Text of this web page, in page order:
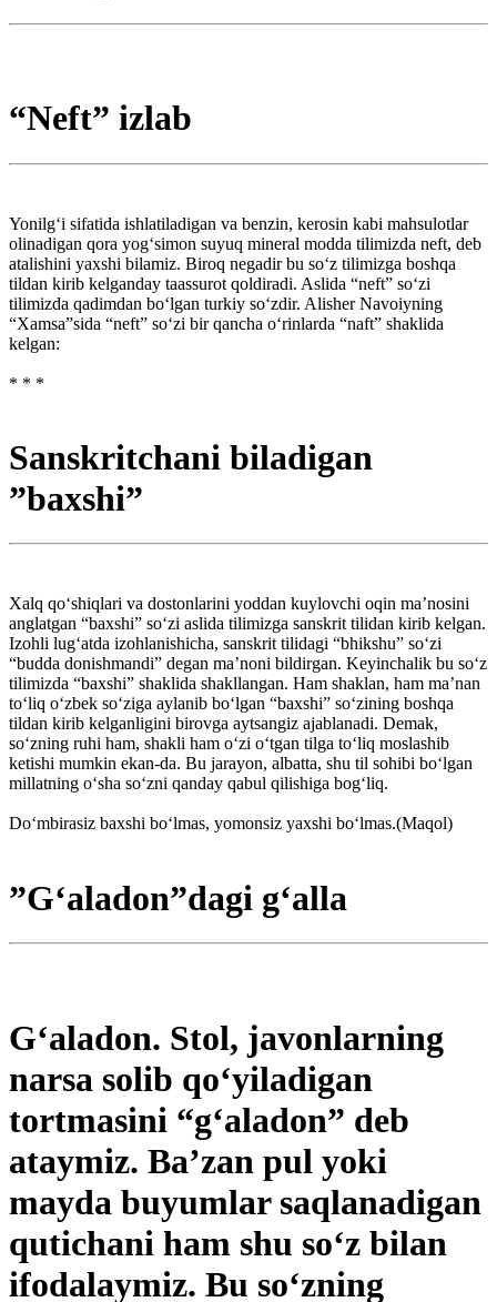
“Neft” izlab
Yonilg‘i sifatida ishlatiladigan va benzin, kerosin kabi mahsulotlar
olinadigan qora yog‘simon suyuq mineral modda tilimizda neft, deb
atalishini yaxshi bilamiz. Biroq negadir bu so‘z tilimizga boshqa
tildan kirib kelganday taassurot qoldiradi. Aslida “neft” so‘zi
tilimizda qadimdan bo‘lgan turkiy so‘zdir. Alisher Navoiyning
“Xamsa”sida “neft” so‘zi bir qancha o‘rinlarda “naft” shaklida
kelgan:
* * *
Sanskritchani biladigan
”baxshi”
Xalq qo‘shiqlari va dostonlarini yoddan kuylovchi oqin ma’nosini
anglatgan “baxshi” so‘zi aslida tilimizga sanskrit tilidan kirib kelgan.
Izohli lug‘atda izohlanishicha, sanskrit tilidagi “bhikshu” so‘zi
“budda donishmandi” degan ma’noni bildirgan. Keyinchalik bu so‘z
tilimizda “baxshi” shaklida shakllangan. Ham shaklan, ham ma’nan
to‘liq o‘zbek so‘ziga aylanib bo‘lgan “baxshi” so‘zining boshqa
tildan kirib kelganligini birovga aytsangiz ajablanadi. Demak,
so‘zning ruhi ham, shakli ham o‘zi o‘tgan tilga to‘liq moslashib
ketishi mumkin ekan-da. Bu jarayon, albatta, shu til sohibi bo‘lgan
millatning o‘sha so‘zni qanday qabul qilishiga bog‘liq.
Do‘mbirasiz baxshi bo‘lmas, yomonsiz yaxshi bo‘lmas.(Maqol)
”G‘aladon”dagi g‘alla
G‘aladon. Stol, javonlarning
narsa solib qo‘yiladigan
tortmasini “g‘aladon” deb
ataymiz. Ba’zan pul yoki
mayda buyumlar saqlanadigan
qutichani ham shu so‘z bilan
ifodalaymiz. Bu so‘zning